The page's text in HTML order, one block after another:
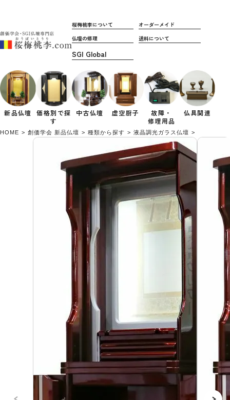
桜梅桃李について
オーダーメイド
仏壇の修理
送料について
新品仏壇 価格別で探
す
中古仏壇 虚空厨子
故障・
修理用品
仏具関連
HOME 創価学会 新品仏壇 種類から探す 液晶調光ガラス仏壇